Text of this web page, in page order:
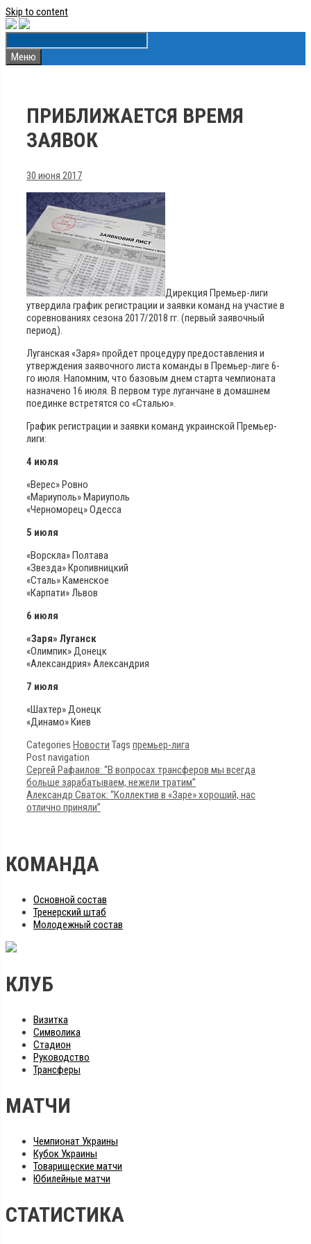
Skip to content
Меню
ПРИБЛИЖАЕТСЯ ВРЕМЯ
ЗАЯВОК
30 июня 2017
Дирекция Премьер-лиги
утвердила график регистрации и заявки команд на участие в
соревнованиях сезона 2017/2018 гг. (первый заявочный
период).
Луганская «Заря» пройдет процедуру предоставления и
утверждения заявочного листа команды в Премьер-лиге 6-
го июля. Напомним, что базовым днем старта чемпионата
назначено 16 июля. В первом туре луганчане в домашнем
поединке встретятся со «Сталью».
График регистрации и заявки команд украинской Премьер-
лиги:
4 июля
«Верес» Ровно
«Мариуполь» Мариуполь
«Черноморец» Одесса
5 июля
«Ворскла» Полтава
«Звезда» Кропивницкий
«Сталь» Каменское
«Карпати» Львов
6 июля
«Заря» Луганск
«Олимпик» Донецк
«Александрия» Александрия
7 июля
«Шахтер» Донецк
«Динамо» Киев
Categories Новости Tags премьер-лига
Post navigation
Сергей Рафаилов: “В вопросах трансферов мы всегда
больше зарабатываем, нежели тратим”
Александр Сваток: “Коллектив в «Заре» хороший, нас
отлично приняли”
КОМАНДА
Основной состав
Тренерский штаб
Молодежный состав
КЛУБ
Визитка
Символика
Стадион
Руководство
Трансферы
МАТЧИ
Чемпионат Украины
Кубок Украины
Товарищеские матчи
Юбилейные матчи
СТАТИСТИКА